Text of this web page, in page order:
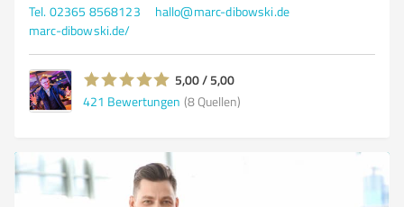
Tel. 02365 8568123
hallo@marc-dibowski.de
marc-dibowski.de/
5,00 / 5,00
421 Bewertungen (8 Quellen)